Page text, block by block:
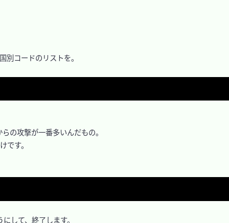
コードのリストを。
の攻撃が一番多いんだもの。
です。
して、終了します。